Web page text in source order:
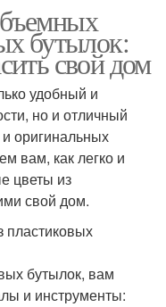
бутылок:
свой дом
удобный и
но и отличный
оригинальных
вам, как легко и
цветы из
свой дом.
пластиковых
бутылок, вам
и инструменты: